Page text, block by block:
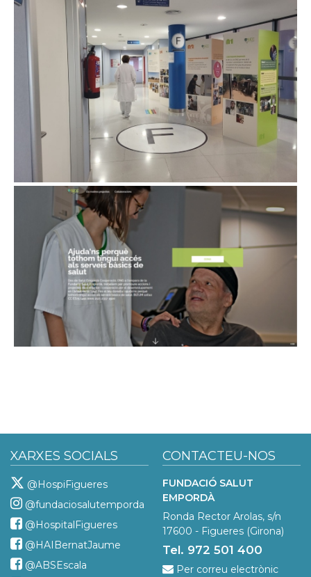
Campanya de captació de fons del SEC
XARXES SOCIALS
@HospiFigueres
@fundaciosalutemporda
@HospitalFigueres
@HAIBernatJaume
@ABSEscala
CONTACTEU-NOS
FUNDACIÓ SALUT
EMPORDÀ
Ronda Rector Arolas, s/n
17600 - Figueres (Girona)
Tel. 972 501 400
Per correu electrònic